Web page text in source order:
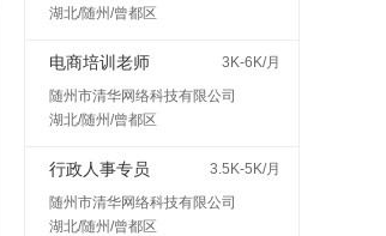
湖北/随州/曾都区
电商培训老师
3K-6K/月
随州市清华网络科技有限公司
湖北/随州/曾都区
行政人事专员
3.5K-5K/月
随州市清华网络科技有限公司
湖北/随州/曾都区